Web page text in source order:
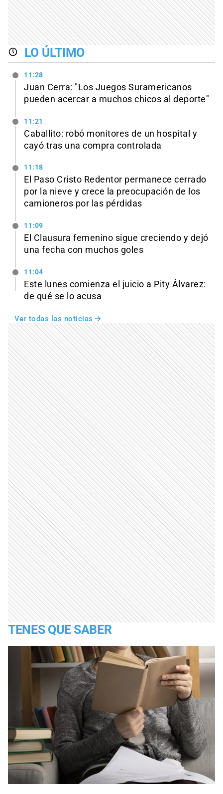
LO ÚLTIMO
11:28
Juan Cerra: "Los Juegos Suramericanos
pueden acercar a muchos chicos al deporte"
11:21
Caballito: robó monitores de un hospital y
cayó tras una compra controlada
11:18
El Paso Cristo Redentor permanece cerrado
por la nieve y crece la preocupación de los
camioneros por las pérdidas
11:09
El Clausura femenino sigue creciendo y dejó
una fecha con muchos goles
11:04
Este lunes comienza el juicio a Pity Álvarez:
de qué se lo acusa
Ver todas las noticias
TENES QUE SABER